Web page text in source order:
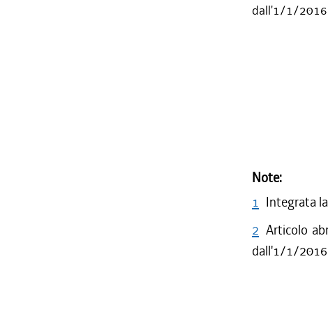
dall'1/1/
Note:
1 Integrata
2 Articolo
dall'1/1/